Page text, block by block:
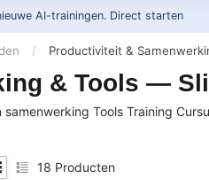
AI-trainingen. Direct starten
/ Productiviteit &
& Tools —
Tools Training
18 Producten